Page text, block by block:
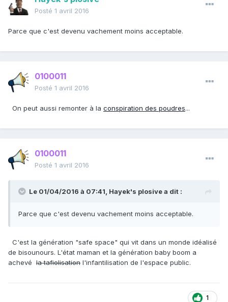
Posté 1 avril 2016
Parce que c'est devenu vachement moins acceptable.
0100011
Posté 1 avril 2016
On peut aussi remonter à la conspiration des poudres...
0100011
Posté 1 avril 2016
Le 01/04/2016 à 07:41, Hayek's plosive a dit :
Parce que c'est devenu vachement moins acceptable.
C'est la génération "safe space" qui vit dans un monde idéalisé
de bisounours. L'état maman et la génération baby boom a
achevé la tafiolisation l'infantilisation de l'espace public.
1